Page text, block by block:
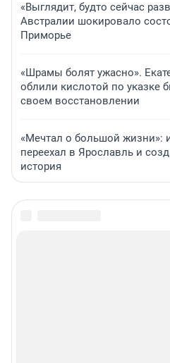
«Выглядит, будто сейчас
Австралии шокировало
Приморье
«Шрамы болят ужасно».
облили кислотой по указке
своем восстановлении
«Мечтал о большой жизни»:
переехал в Ярославль и
история